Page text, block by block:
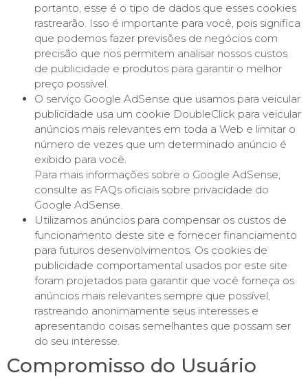
portanto, esse é o tipo de dados que esses cookies
rastrearão. Isso é importante para você, pois significa
que podemos fazer previsões de negócios com
precisão que nos permitem analisar nossos custos
de publicidade e produtos para garantir o melhor
preço possível.
O serviço Google AdSense que usamos para veicular
publicidade usa um cookie DoubleClick para veicular
anúncios mais relevantes em toda a Web e limitar o
número de vezes que um determinado anúncio é
exibido para você.
Para mais informações sobre o Google AdSense,
consulte as FAQs oficiais sobre privacidade do
Google AdSense.
Utilizamos anúncios para compensar os custos de
funcionamento deste site e fornecer financiamento
para futuros desenvolvimentos. Os cookies de
publicidade comportamental usados ​​por este site
foram projetados para garantir que você forneça os
anúncios mais relevantes sempre que possível,
rastreando anonimamente seus interesses e
apresentando coisas semelhantes que possam ser
do seu interesse.
Compromisso do Usuário